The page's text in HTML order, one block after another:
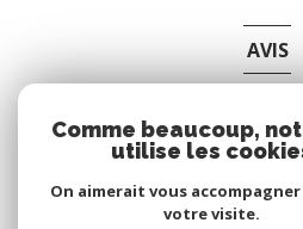
AVIS
Comme beaucoup,
utilise les
On aimerait vous
votre visite.